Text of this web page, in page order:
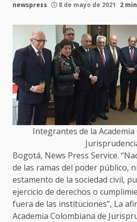
newspress 8 de mayo de 2021 2
Integrantes de la
Bogotá, News Press Service.
de las ramas del poder público,
estamento de la sociedad civil,
ejercicio de derechos o
fuera de las instituciones”, La
Academia Colombiana de